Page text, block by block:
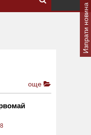
още
Изпрати новина